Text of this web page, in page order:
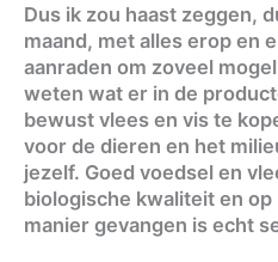
Dus ik zou haast zeggen,
maand, met alles erop en
aanraden om zoveel
weten wat er in de
bewust vlees en vis te
voor de dieren en het
jezelf. Goed voedsel en
biologische kwaliteit en
manier gevangen is echt